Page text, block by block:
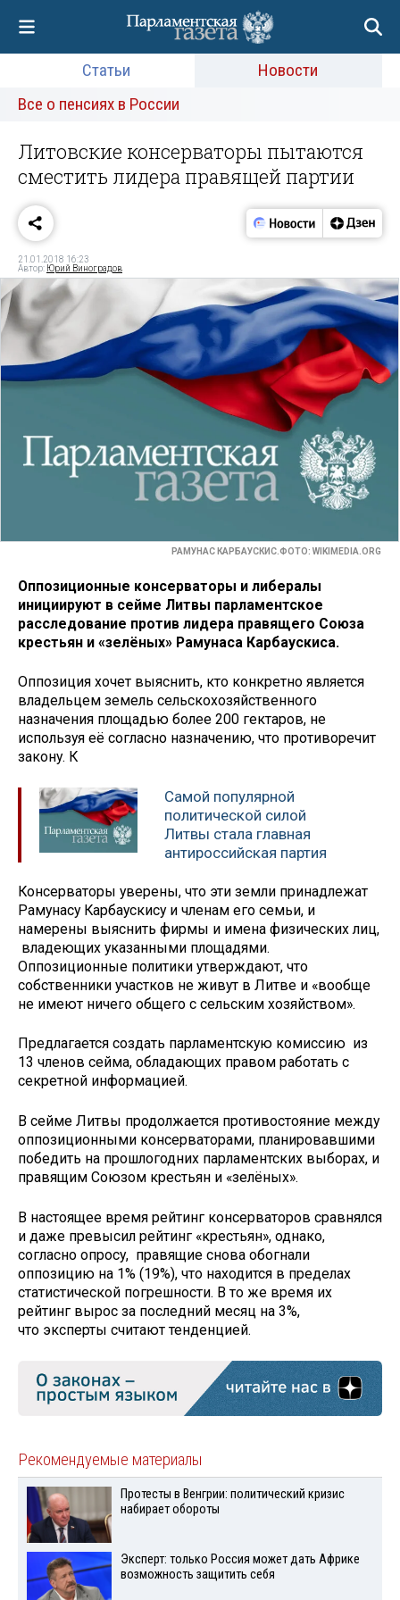
Статьи
Новости
Все о пенсиях в России
Литовские консерваторы пытаются
сместить лидера правящей партии
21.01.2018 16:23
Автор: Юрий Виноградов
РАМУНАС КАРБАУСКИС.ФОТО: WIKIMEDIA.ORG
Оппозиционные консерваторы и либералы
инициируют в сейме Литвы парламентское
расследование против лидера правящего Союза
крестьян и «зелёных» Рамунаса Карбаускиса.
Оппозиция хочет выяснить, кто конкретно является
владельцем земель сельскохозяйственного
назначения площадью более 200 гектаров, не
используя её согласно назначению, что противоречит
закону. К
Самой популярной
политической силой
Литвы стала главная
антироссийская партия
Консерваторы уверены, что эти земли принадлежат
Рамунасу Карбаускису и членам его семьи, и
намерены выяснить фирмы и имена физических лиц,
владеющих указанными площадями.
Оппозиционные политики утверждают, что
собственники участков не живут в Литве и «вообще
не имеют ничего общего с сельским хозяйством».
Предлагается создать парламентскую комиссию из
13 членов сейма, обладающих правом работать с
секретной информацией.
В сейме Литвы продолжается противостояние между
оппозиционными консерваторами, планировавшими
победить на прошлогодних парламентских выборах, и
правящим Союзом крестьян и «зелёных».
В настоящее время рейтинг консерваторов сравнялся
и даже превысил рейтинг «крестьян», однако,
согласно опросу, правящие снова обогнали
оппозицию на 1% (19%), что находится в пределах
статистической погрешности. В то же время их
рейтинг вырос за последний месяц на 3%,
что эксперты считают тенденцией.
Рекомендуемые материалы
Протесты в Венгрии: политический кризис
набирает обороты
Эксперт: только Россия может дать Африке
возможность защитить себя